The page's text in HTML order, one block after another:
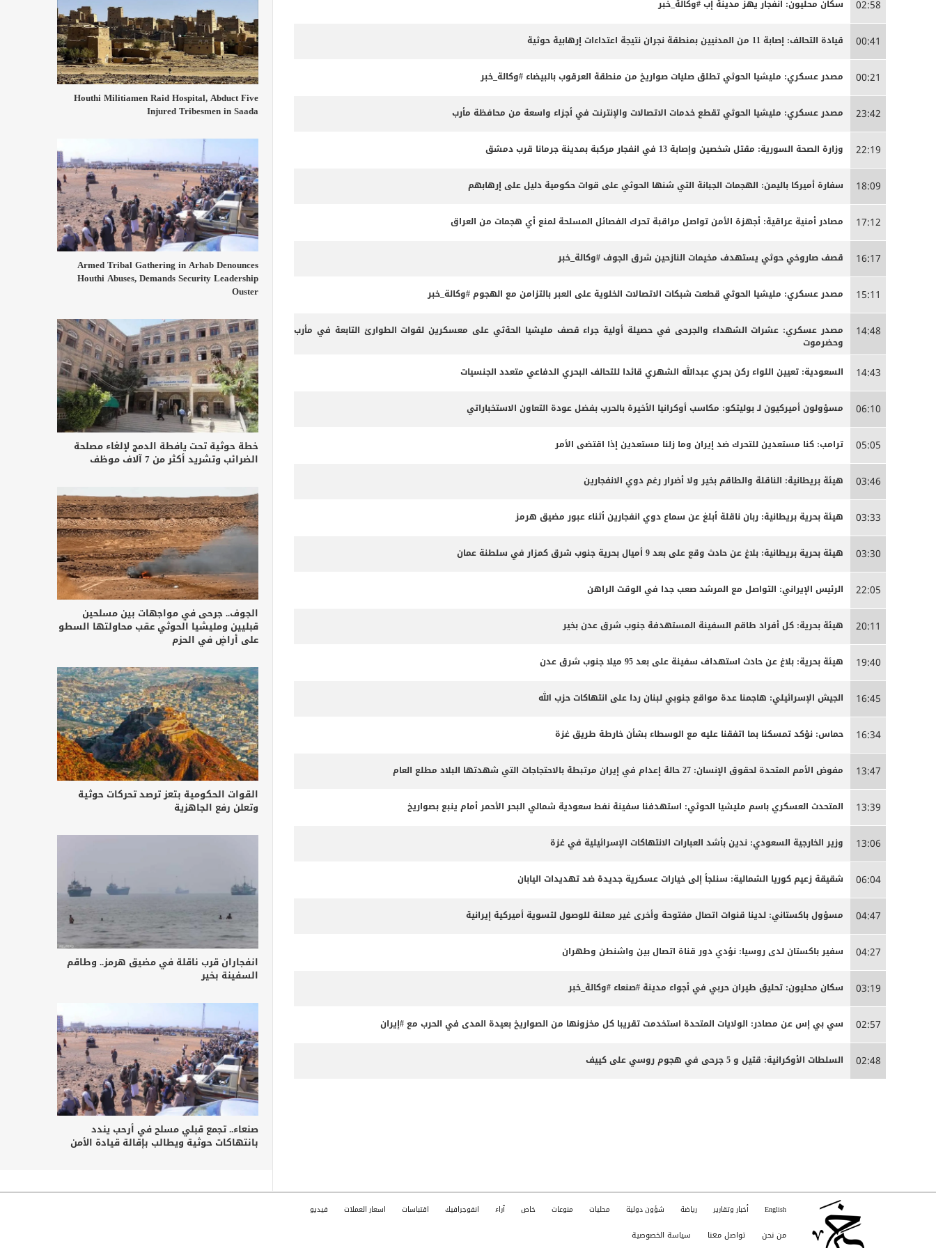
02:58 سكان محليون: انفجار يهز مدينة إب #وكالة_خبر
00:41 قيادة التحالف: إصابة 11 من المدنيين بمنطقة نجران نتيجة اعتداءات إرهابية حوثية
00:21 مصدر عسكري: مليشيا الحوثي تطلق صليات صواريخ من منطقة العرقوب بالبيضاء #وكالة_خبر
23:42 مصدر عسكري: مليشيا الحوثي تقطع خدمات الاتصالات والإنترنت في أجزاء واسعة من محافظة مأرب
22:19 وزارة الصحة السورية: مقتل شخصين وإصابة 13 في انفجار مركبة بمدينة جرمانا قرب دمشق
18:09 سفارة أميركا باليمن: الهجمات الجبانة التي شنها الحوثي على قوات حكومية دليل على إرهابهم
17:12 مصادر أمنية عراقية: أجهزة الأمن تواصل مراقبة تحرك الفصائل المسلحة لمنع أي هجمات من العراق
16:17 قصف صاروخي حوثي يستهدف مخيمات النازحين شرق الجوف #وكالة_خبر
15:11 مصدر عسكري: مليشيا الحوثي قطعت شبكات الاتصالات الخلوية على العبر بالتزامن مع الهجوم #وكالة_خبر
14:48
مصدر عسكري: عشرات الشهداء والجرحى ‏في حصيلة أولية جراء قصف مليشيا الحةثي على معسكرين لقوات الطوارئ التابعة في مأرب
وحضرموت
14:43 السعودية: تعيين اللواء ركن بحري عبدالله الشهري قائدا للتحالف البحري الدفاعي متعدد الجنسيات
06:10 مسؤولون أميركيون لـ بوليتكو: مكاسب أوكرانيا الأخيرة بالحرب بفضل عودة التعاون الاستخباراتي
05:05 ترامب: كنا مستعدين للتحرك ضد إيران وما زلنا مستعدين إذا اقتضى الأمر
03:46 هيئة بريطانية: الناقلة والطاقم بخير ولا أضرار رغم دوي الانفجارين
03:33 هيئة بحرية بريطانية: ربان ناقلة أبلغ عن سماع دوي انفجارين أثناء عبور مضيق هرمز
03:30 هيئة بحرية بريطانية: بلاغ عن حادث وقع على بعد 9 أميال بحرية جنوب شرق كمزار في سلطنة عمان
22:05 الرئيس الإيراني: التواصل مع المرشد صعب جدا في الوقت الراهن
20:11 هيئة بحرية: كل أفراد طاقم السفينة المستهدفة جنوب شرق عدن بخير
19:40 هيئة بحرية: بلاغ عن حادث استهداف سفينة على بعد 95 ميلا جنوب شرق عدن
16:45 الجيش الإسرائيلي: هاجمنا عدة مواقع جنوبي لبنان ردا على انتهاكات حزب الله
16:34 حماس: نؤكد تمسكنا بما اتفقنا عليه مع الوسطاء بشأن خارطة طريق غزة
13:47 مفوض الأمم المتحدة لحقوق الإنسان: 27 حالة إعدام في إيران مرتبطة بالاحتجاجات التي شهدتها البلاد مطلع العام
13:39 المتحدث العسكري باسم مليشيا الحوثي: استهدفنا سفينة نفط سعودية شمالي البحر الأحمر أمام ينبع بصواريخ
13:06 وزير الخارجية السعودي: ندين بأشد العبارات الانتهاكات الإسرائيلية في غزة
06:04 شقيقة زعيم كوريا الشمالية: سنلجأ إلى خيارات عسكرية جديدة ضد تهديدات اليابان
04:47 مسؤول باكستاني: لدينا قنوات اتصال مفتوحة وأخرى غير معلنة للوصول لتسوية أميركية إيرانية
04:27 سفير باكستان لدى روسيا: نؤدي دور قناة اتصال بين واشنطن وطهران
03:19 سكان محليون: تحليق طيران حربي في أجواء مدينة #صنعاء #وكالة_خبر
02:57 سي بي إس عن مصادر: الولايات المتحدة استخدمت تقريبا كل مخزونها من الصواريخ بعيدة المدى في الحرب مع #إيران
02:48 السلطات الأوكرانية: قتيل و 5 جرحى في هجوم روسي على كييف
Houthi Militiamen Raid Hospital, Abduct Five
Injured Tribesmen in Saada
Armed Tribal Gathering in Arhab Denounces
Houthi Abuses, Demands Security Leadership
Ouster
خطة حوثية تحت يافطة الدمج لإلغاء مصلحة
الضرائب وتشريد أكثر من 7 آلاف موظف
الجوف.. جرحى في مواجهات بين مسلحين
قبليين ومليشيا الحوثي عقب محاولتها السطو
على أراضٍ في الحزم
القوات الحكومية بتعز ترصد تحركات حوثية
وتعلن رفع الجاهزية
انفجاران قرب ناقلة في مضيق هرمز.. وطاقم
السفينة بخير
صنعاء.. تجمع قبلي مسلح في أرحب يندد
بانتهاكات حوثية ويطالب بإقالة قيادة الأمن
English أخبار وتقارير رياضة شؤون دولية محليات منوعات خاص آراء انفوجرافيك اقتباسات اسعار العملات فيديو
من نحن تواصل معنا سياسة الخصوصية